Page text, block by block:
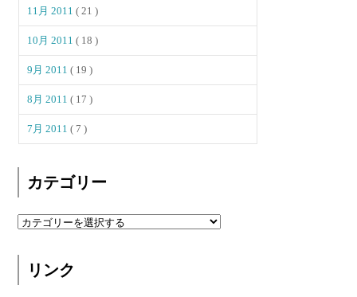
11月 2011( 21 )
10月 2011( 18 )
9月 2011( 19 )
8月 2011( 17 )
7月 2011( 7 )
カテゴリー
リンク